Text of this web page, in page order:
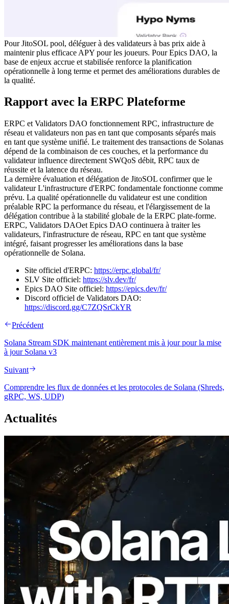
Pour JitoSOL pool, déléguer à des validateurs à bas prix aide à
maintenir plus efficace APY pour les joueurs. Pour Epics DAO, la
base de enjeux accrue et stabilisée renforce la planification
opérationnelle à long terme et permet des améliorations durables de
la qualité.
Rapport avec la ERPC Plateforme
ERPC et Validators DAO fonctionnement RPC, infrastructure de
réseau et validateurs non pas en tant que composants séparés mais
en tant que système unifié. Le traitement des transactions de Solanas
dépend de la combinaison de ces couches, et la performance du
validateur influence directement SWQoS débit, RPC taux de
réussite et la latence du réseau.
La dernière évaluation et délégation de JitoSOL confirmer que le
validateur L'infrastructure d'ERPC fondamentale fonctionne comme
prévu. La qualité opérationnelle du validateur est une condition
préalable RPC la performance du réseau, et l'élargissement de la
délégation contribue à la stabilité globale de la ERPC plate-forme.
ERPC, Validators DAOet Epics DAO continuera à traiter les
validateurs, l'infrastructure de réseau, RPC en tant que système
intégré, faisant progresser les améliorations dans la base
opérationnelle de Solana.
Site officiel d'ERPC: https://erpc.global/fr/
SLV Site officiel: https://slv.dev/fr/
Epics DAO Site officiel: https://epics.dev/fr/
Discord officiel de Validators DAO:
https://discord.gg/C7ZQSrCkYR
Précédent
Solana Stream SDK maintenant entièrement mis à jour pour la mise
à jour Solana v3
Suivant
Comprendre les flux de données et les protocoles de Solana (Shreds,
gRPC, WS, UDP)
Actualités
2026.08.05
ERPC étend l’API Solana Leader Slot
avec la mesure du ping depuis 7 régions